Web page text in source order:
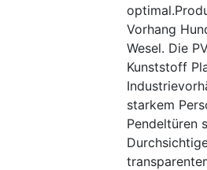
Vorhang
Wesel. Die
Kunststoff
starkem
Pendeltüren